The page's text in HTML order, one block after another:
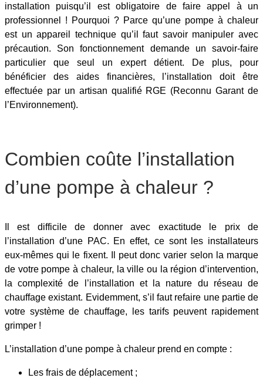
installation puisqu’il est obligatoire de faire appel à un
professionnel ! Pourquoi ? Parce qu’une pompe à chaleur
est un appareil technique qu’il faut savoir manipuler avec
précaution. Son fonctionnement demande un savoir-faire
particulier que seul un expert détient. De plus, pour
bénéficier des aides financières, l’installation doit être
effectuée par un artisan qualifié RGE (Reconnu Garant de
l’Environnement).
Combien coûte l’installation
d’une pompe à chaleur ?
Il est difficile de donner avec exactitude le prix de
l’installation d’une PAC. En effet, ce sont les installateurs
eux-mêmes qui le fixent. Il peut donc varier selon la marque
de votre pompe à chaleur, la ville ou la région d’intervention,
la complexité de l’installation et la nature du réseau de
chauffage existant. Evidemment, s’il faut refaire une partie de
votre système de chauffage, les tarifs peuvent rapidement
grimper !
L’installation d’une pompe à chaleur prend en compte :
Les frais de déplacement ;